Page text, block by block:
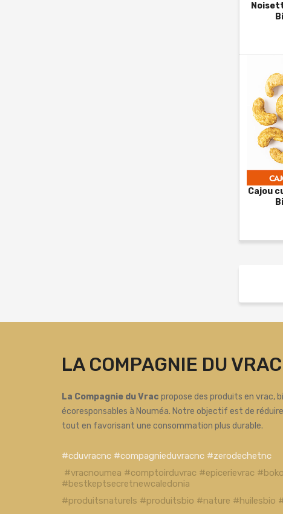
Cajou
LA COMPAGNIE DU VRAC
La Compagnie du Vrac propose des produits en vrac,
écoresponsables à Nouméa. Notre objectif est de
tout en favorisant une consommation plus durable.
#cduvracnc #compagnieduvracnc #zerodechetnc
#vracnoumea #comptoirduvrac #epicerievrac
#bestkeptsecretnewcaledonia
#produitsnaturels #produitsbio #nature #huilesbio